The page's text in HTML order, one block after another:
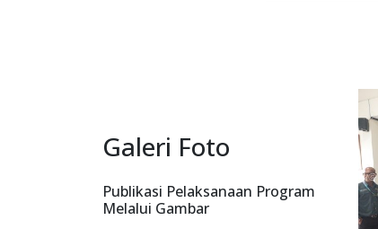
Galeri Foto
Publikasi Pelaksanaan Program
Melalui Gambar